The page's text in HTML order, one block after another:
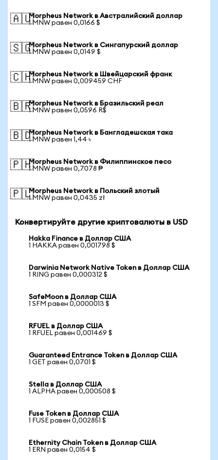
🇦🇺Morpheus Network в Австралийский доллар
1 MNW равен 0,0166 $
🇸🇬Morpheus Network в Сингапурский доллар
1 MNW равен 0,0149 $
🇨🇭Morpheus Network в Швейцарский франк
1 MNW равен 0,009459 CHF
🇧🇷Morpheus Network в Бразильский реал
1 MNW равен 0,0596 R$
🇧🇩Morpheus Network в Бангладешская така
1 MNW равен 1,44 ৳
🇵🇭Morpheus Network в Филиппинское песо
1 MNW равен 0,7078 ₱
🇵🇱Morpheus Network в Польский злотый
1 MNW равен 0,0435 zł
Конвертируйте другие криптовалюты в USD
Hakka Finance в Доллар США
1 HAKKA равен 0,001798 $
Darwinia Network Native Token в Доллар США
1 RING равен 0,000312 $
SafeMoon в Доллар США
1 SFM равен 0,0000013 $
RFUEL в Доллар США
1 RFUEL равен 0,001469 $
Guaranteed Entrance Token в Доллар США
1 GET равен 0,0701 $
Stella в Доллар США
1 ALPHA равен 0,000508 $
Fuse Token в Доллар США
1 FUSE равен 0,002851 $
Ethernity Chain Token в Доллар США
1 ERN равен 0,0154 $